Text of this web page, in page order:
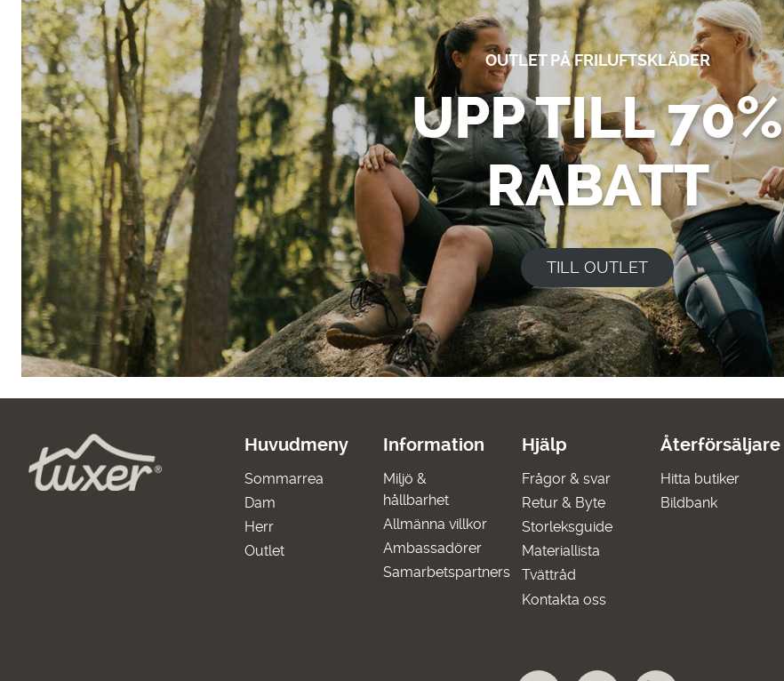
OUTLET PÅ FRILUFTSKLÄDER
UPP TILL 70%
RABATT
TILL OUTLET
Huvudmeny
Sommarrea
Dam
Herr
Outlet
Information
Miljö &
hållbarhet
Allmänna villkor
Ambassadörer
Samarbetspartners
Hjälp
Frågor & svar
Retur & Byte
Storleksguide
Materiallista
Tvättråd
Kontakta oss
Återförsäljare
Hitta butiker
Bildbank